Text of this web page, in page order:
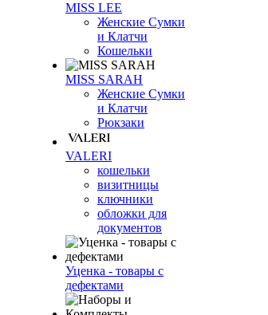
MISS LEE
Женские Сумки
и Клатчи
Кошельки
MISS SARAH
Женские Сумки
и Клатчи
Рюкзаки
VALERI
кошельки
визитницы
ключники
обложки для
документов
Уценка - товары с
дефектами